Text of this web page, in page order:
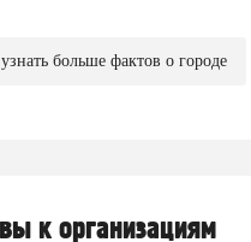
узнать больше фактов о городе
к организациям